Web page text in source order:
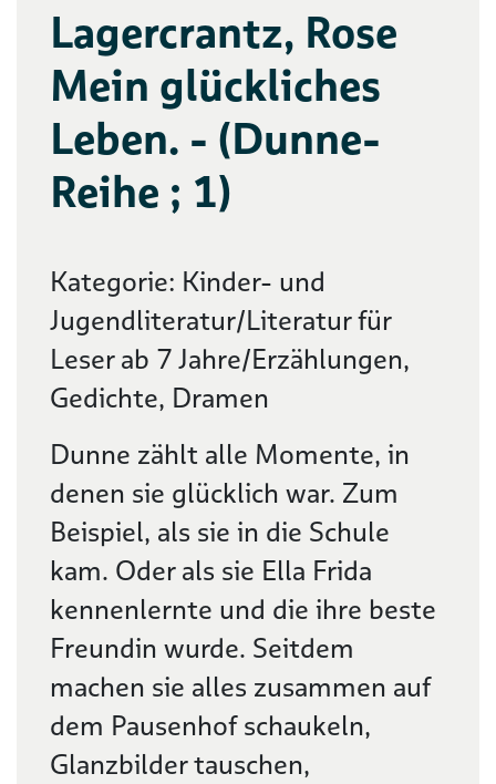
Lagercrantz, Rose
Mein glückliches
Leben. - (Dunne-
Reihe ; 1)
Kategorie: Kinder- und
Jugendliteratur/Literatur für
Leser ab 7 Jahre/Erzählungen,
Gedichte, Dramen
Dunne zählt alle Momente, in
denen sie glücklich war. Zum
Beispiel, als sie in die Schule
kam. Oder als sie Ella Frida
kennenlernte und die ihre beste
Freundin wurde. Seitdem
machen sie alles zusammen auf
dem Pausenhof schaukeln,
Glanzbilder tauschen,